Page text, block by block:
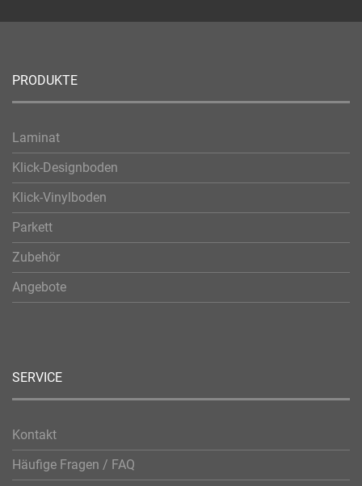
PRODUKTE
Laminat
Klick-Designboden
Klick-Vinylboden
Parkett
Zubehör
Angebote
SERVICE
Kontakt
Häufige Fragen / FAQ